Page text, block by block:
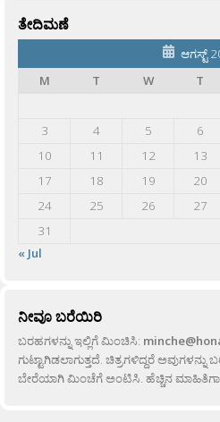
ತೇದಿಮಣೆ
ಆಗಸ್ಟ್
M
T W T
3
4 5 6
10
11 12 13
17
18 19 20
24
25 26 27
31
« Jul
ನೀವೂ ಬರೆಯಿರಿ
ಬರಹಗಳನ್ನು ಇಲ್ಲಿಗೆ ಮಿಂಚಿಸಿ:
ಗುಟ್ಟಾಗಿಡಲಾಗುತ್ತದೆ. ಚಿತ್ರಗಳಿದ್ದರೆ
ಬೇರೆಯಾಗಿ ಮಿಂಚೆಗೆ ಅಂಟಿಸಿ. ಹೆಚ್ಚಿನ